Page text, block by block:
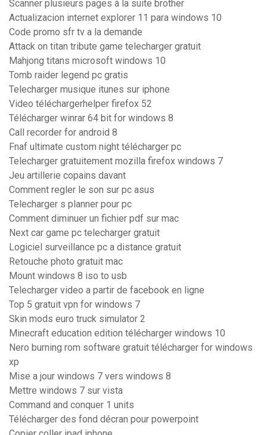
Scanner plusieurs pages à la suite brother
Actualizacion internet explorer 11 para windows 10
Code promo sfr tv a la demande
Attack on titan tribute game telecharger gratuit
Mahjong titans microsoft windows 10
Tomb raider legend pc gratis
Telecharger musique itunes sur iphone
Video téléchargerhelper firefox 52
Télécharger winrar 64 bit for windows 8
Call recorder for android 8
Fnaf ultimate custom night télécharger pc
Telecharger gratuitement mozilla firefox windows 7
Jeu artillerie copains davant
Comment regler le son sur pc asus
Telecharger s planner pour pc
Comment diminuer un fichier pdf sur mac
Next car game pc telecharger gratuit
Logiciel surveillance pc a distance gratuit
Retouche photo gratuit mac
Mount windows 8 iso to usb
Telecharger video a partir de facebook en ligne
Top 5 gratuit vpn for windows 7
Skin mods euro truck simulator 2
Minecraft education edition télécharger windows 10
Nero burning rom software gratuit télécharger for windows
xp
Mise a jour windows 7 vers windows 8
Mettre windows 7 sur vista
Command and conquer 1 units
Télécharger des fond décran pour powerpoint